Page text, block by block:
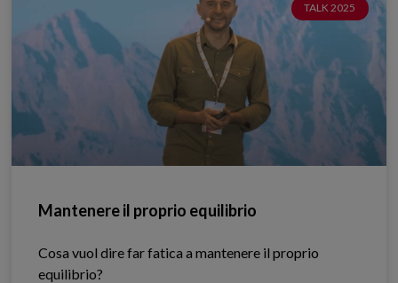
TALK 2025
Mantenere il proprio equilibrio
Cosa vuol dire far fatica a mantenere il proprio
equilibrio?